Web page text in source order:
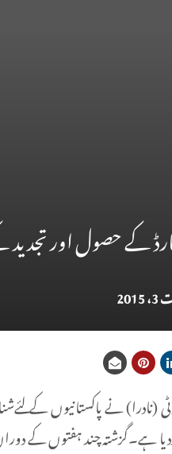
کے حصول اور
(نادرا) نے پاکستانیوں کے
ہے۔گزشتہ چند ہفتوں کے